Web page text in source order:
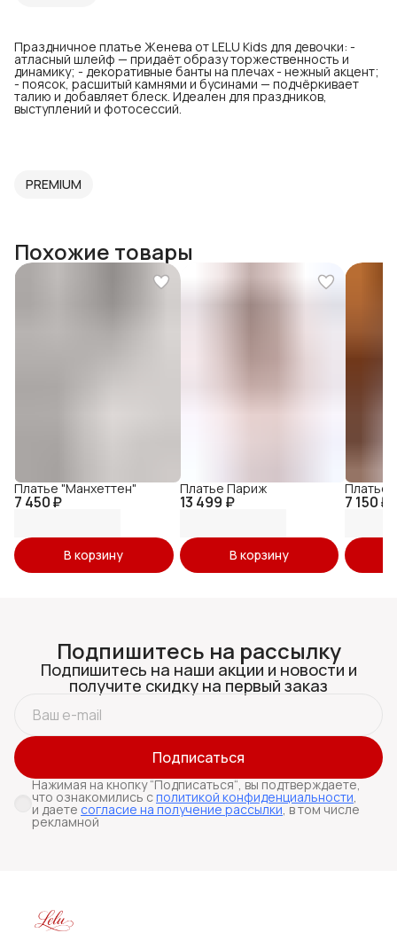
Праздничное платье Женева от LELU Kids для девочки: -
атласный шлейф — придаёт образу торжественность и
динамику; - декоративные банты на плечах - нежный акцент;
- поясок, расшитый камнями и бусинами — подчёркивает
талию и добавляет блеск. Идеален для праздников,
выступлений и фотосессий.
PREMIUM
Похожие товары
7 450 ₽
Платье "Манхеттен"
В корзину
13 499 ₽
Платье Париж
В корзину
7 150 ₽
Платье
Подпишитесь на рассылку
Подпишитесь на наши акции и новости и
получите скидку на первый заказ
Подписаться
Нажимая на кнопку “Подписаться“, вы подтверждаете,
что ознакомились сполитикой конфиденциальности,
и даете согласие на получение рассылки, в том числе
рекламной